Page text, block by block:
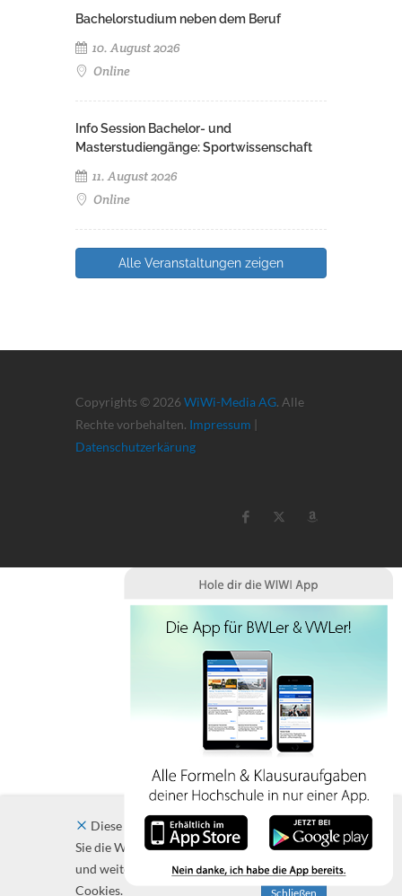
Bachelorstudium neben dem Beruf
10. August 2026
Online
Info Session Bachelor- und
Masterstudiengänge: Sportwissenschaft
11. August 2026
Online
Alle Veranstaltungen zeigen
Copyrights © 2026 WiWi-Media AG. Alle
Rechte vorbehalten. Impressum |
Datenschutzerkärung
Diese Website verwendet Cookies. Indem
Sie die Website und ihre Angebote nutzen
und weiter navigieren, akzeptieren Sie diese
Cookies.
Schließen